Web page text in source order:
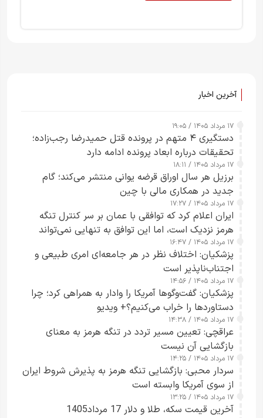
آخرین اخبار
۱۷ مرداد ۱۴۰۵ / ۱۹:۰۵
دستگیری ۴ متهم در پرونده قتل حمیدرضا رجب‌زاده؛
تحقیقات درباره ابعاد پرونده ادامه دارد
۱۷ مرداد ۱۴۰۵ / ۱۸:۱۱
برزیل هر سال اوراق قرضه یوانی منتشر می‌کند؛ گام
جدید در همکاری مالی با چین
۱۷ مرداد ۱۴۰۵ / ۱۷:۲۷
ایران اعلام کرد که توافقی با عمان بر سر کنترل تنگه
هرمز نزدیک است، اما این توافق به تنهایی نمی‌تواند
آبراه را آزاد کند
۱۷ مرداد ۱۴۰۵ / ۱۶:۴۷
پزشکیان: اختلاف نظر در هر جامعه‌ای امری طبیعی و
اجتناب‌ناپذیر است
۱۷ مرداد ۱۴۰۵ / ۱۴:۵۶
پزشکیان: گفت‌وگوها آمریکا را وادار به همراهی کرد؛ چرا
دستاوردها را خراب می‌کنیم؟+ ویدیو
۱۷ مرداد ۱۴۰۵ / ۱۴:۳۸
عراقچی: تعیین مسیر تردد در تنگه هرمز به معنای
بازگشایی آن نیست
۱۷ مرداد ۱۴۰۵ / ۱۴:۲۵
سردار محبی: بازگشایی تنگه هرمز به پذیرش شروط ایران
از سوی آمریکا وابسته است
۱۷ مرداد ۱۴۰۵ / ۱۳:۲۵
آخرین قیمت سکه، طلا و دلار 17 مرداد1405